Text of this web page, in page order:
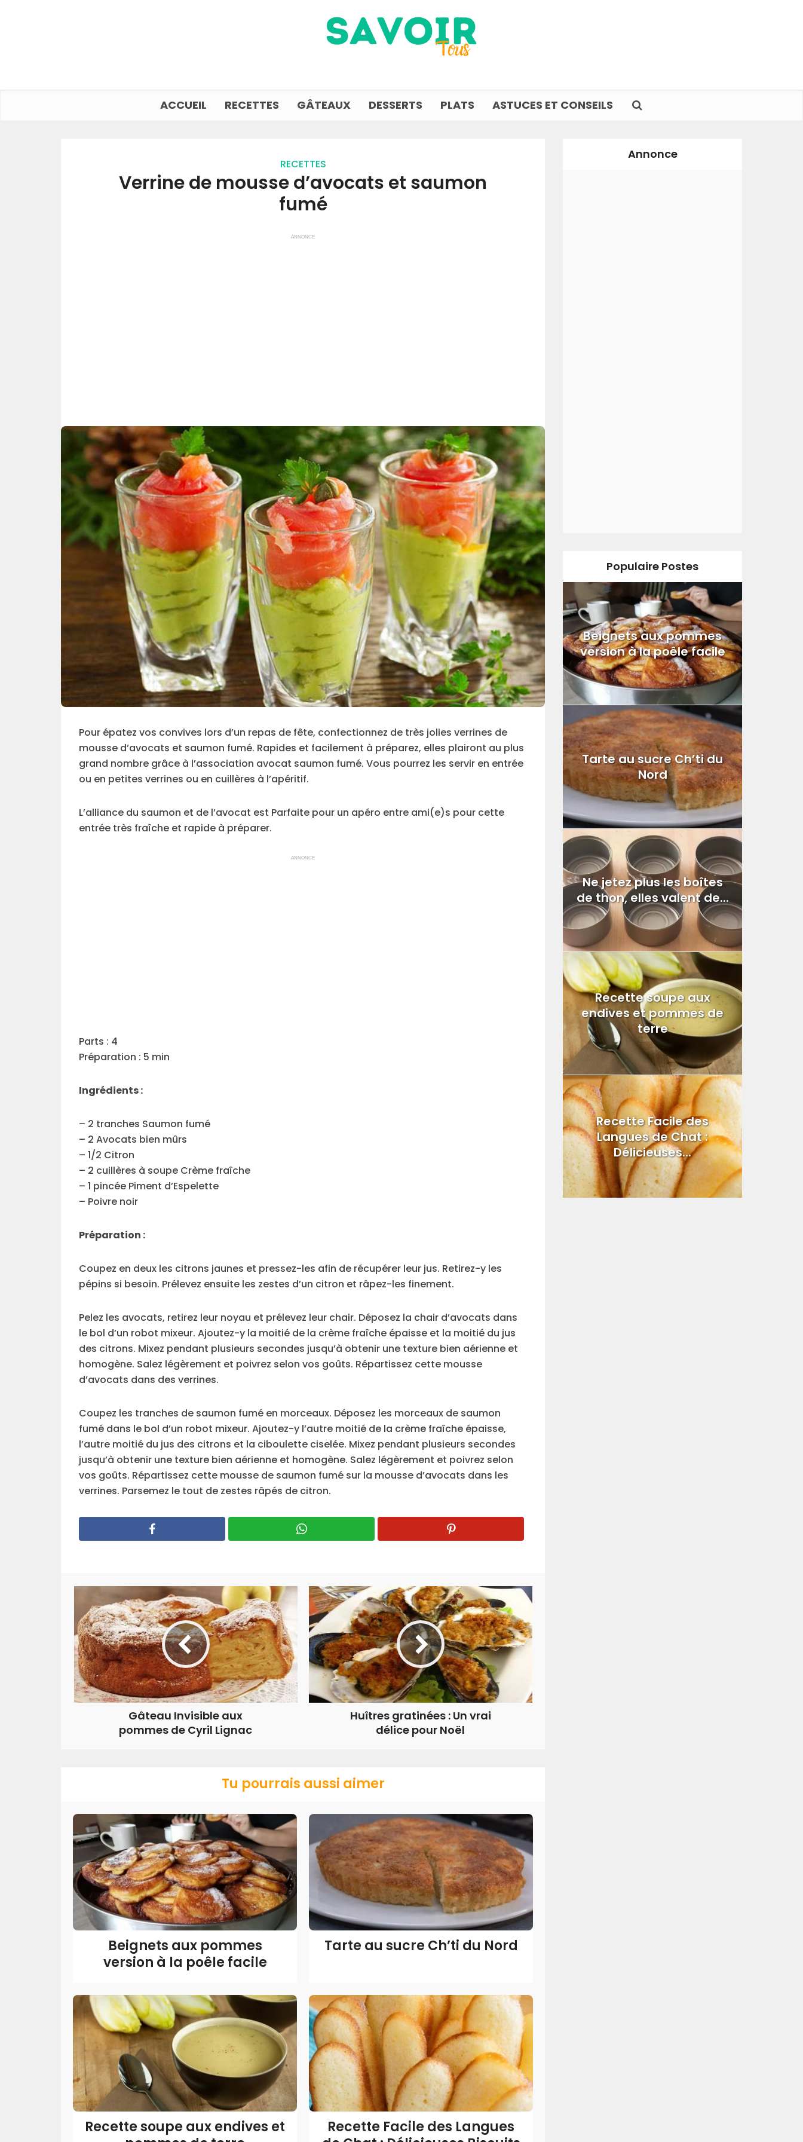
ACCUEIL RECETTES GÂTEAUX DESSERTS PLATS ASTUCES ET CONSEILS
RECETTES
Verrine de mousse d’avocats et saumon
fumé
ANNONCE
Pour épatez vos convives lors d’un repas de fête, confectionnez de très jolies verrines de
mousse d’avocats et saumon fumé. Rapides et facilement à préparez, elles plairont au plus
grand nombre grâce à l’association avocat saumon fumé. Vous pourrez les servir en entrée
ou en petites verrines ou en cuillères à l’apéritif.
L’alliance du saumon et de l’avocat est Parfaite pour un apéro entre ami(e)s pour cette
entrée très fraîche et rapide à préparer.
ANNONCE
Parts : 4
Préparation : 5 min
Ingrédients :
– 2 tranches Saumon fumé
– 2 Avocats bien mûrs
– 1/2 Citron
– 2 cuillères à soupe Crème fraîche
– 1 pincée Piment d’Espelette
– Poivre noir
Préparation :
Coupez en deux les citrons jaunes et pressez-les afin de récupérer leur jus. Retirez-y les
pépins si besoin. Prélevez ensuite les zestes d’un citron et râpez-les finement.
Pelez les avocats, retirez leur noyau et prélevez leur chair. Déposez la chair d’avocats dans
le bol d’un robot mixeur. Ajoutez-y la moitié de la crème fraîche épaisse et la moitié du jus
des citrons. Mixez pendant plusieurs secondes jusqu’à obtenir une texture bien aérienne et
homogène. Salez légèrement et poivrez selon vos goûts. Répartissez cette mousse
d’avocats dans des verrines.
Coupez les tranches de saumon fumé en morceaux. Déposez les morceaux de saumon
fumé dans le bol d’un robot mixeur. Ajoutez-y l’autre moitié de la crème fraîche épaisse,
l’autre moitié du jus des citrons et la ciboulette ciselée. Mixez pendant plusieurs secondes
jusqu’à obtenir une texture bien aérienne et homogène. Salez légèrement et poivrez selon
vos goûts. Répartissez cette mousse de saumon fumé sur la mousse d’avocats dans les
verrines. Parsemez le tout de zestes râpés de citron.
Gâteau Invisible aux
pommes de Cyril Lignac
Huîtres gratinées : Un vrai
délice pour Noël
Tu pourrais aussi aimer
Beignets aux pommes
version à la poêle facile
Tarte au sucre Ch’ti du Nord
Recette soupe aux endives et
Recette Facile des Langues
Annonce
Populaire Postes
Beignets aux pommes
version à la poêle facile
Tarte au sucre Ch’ti du
Nord
Ne jetez plus les boîtes
de thon, elles valent de...
Recette soupe aux
endives et pommes de
terre
Recette Facile des
Langues de Chat :
Délicieuses...